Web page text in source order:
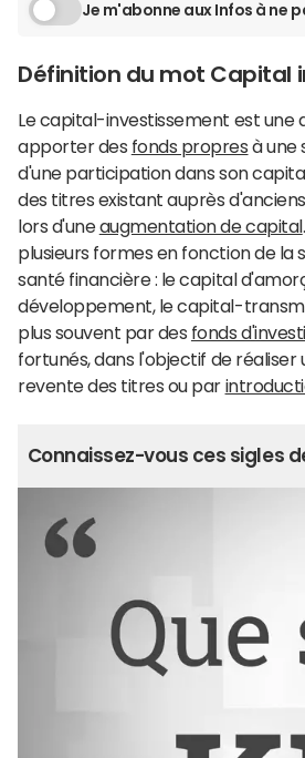
Je m'abonne aux Infos à ne
Définition du mot Capital
Le capital-investissement est une
apporter des fonds propres à une
d'une participation dans son
des titres existant auprès
lors d'uneaugmentation de capital
plusieurs formes en fonction de la
santé financière : le capital
développement, le capital-
plus souvent par des fonds
fortunés, dans l'objectif de
revente des titres ou par
Connaissez-vous ces sigles